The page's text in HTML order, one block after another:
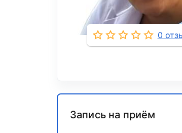
0
Запись на приём